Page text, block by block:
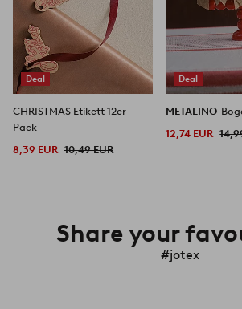
Deal
CHRISTMAS Etikett 12er-
Pack
8,39 EUR 10,49 EUR
Deal
METALINO
12,74 EUR
Share your
#jotex